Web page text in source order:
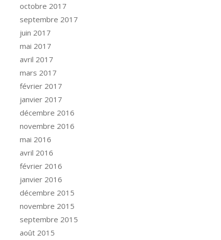
octobre 2017
septembre 2017
juin 2017
mai 2017
avril 2017
mars 2017
février 2017
janvier 2017
décembre 2016
novembre 2016
mai 2016
avril 2016
février 2016
janvier 2016
décembre 2015
novembre 2015
septembre 2015
août 2015